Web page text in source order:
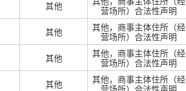
其他
营场所）合法性声明
其他
其他，商事主体住所（经
营场所）合法性声明
其他
其他，商事主体住所（经
营场所）合法性声明
其他
其他，商事主体住所（经
营场所）合法性声明